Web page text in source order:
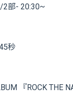
2部- 20:30~
秒
『ROCK THE